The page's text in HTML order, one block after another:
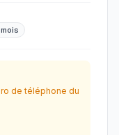
de téléphone du